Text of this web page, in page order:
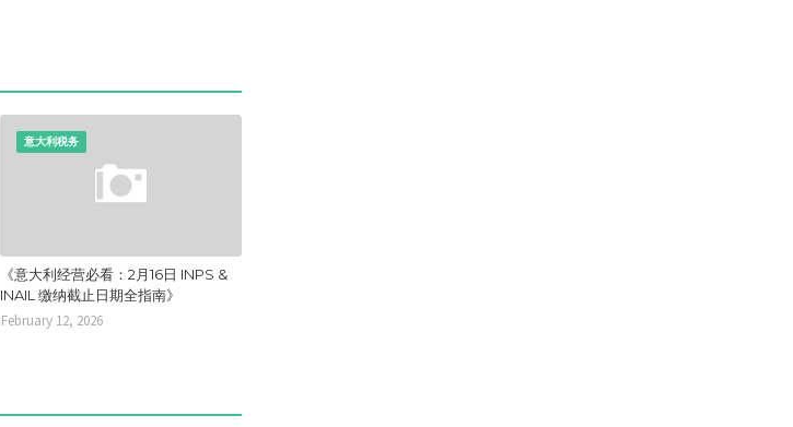
意大利税务
《意大利经营必看：2月16日 INPS &
INAIL 缴纳截止日期全指南》
February 12, 2026